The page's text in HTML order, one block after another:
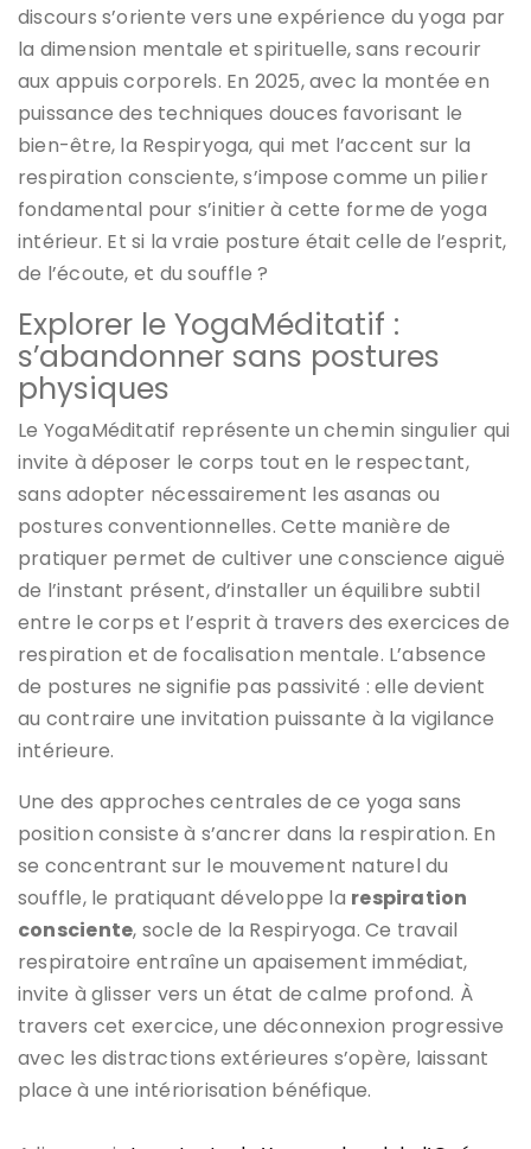
discours s’oriente vers une expérience du yoga par
la dimension mentale et spirituelle, sans recourir
aux appuis corporels. En 2025, avec la montée en
puissance des techniques douces favorisant le
bien-être, la Respiryoga, qui met l’accent sur la
respiration consciente, s’impose comme un pilier
fondamental pour s’initier à cette forme de yoga
intérieur. Et si la vraie posture était celle de l’esprit,
de l’écoute, et du souffle ?
Explorer le YogaMéditatif :
s’abandonner sans postures
physiques
Le YogaMéditatif représente un chemin singulier qui
invite à déposer le corps tout en le respectant,
sans adopter nécessairement les asanas ou
postures conventionnelles. Cette manière de
pratiquer permet de cultiver une conscience aiguë
de l’instant présent, d’installer un équilibre subtil
entre le corps et l’esprit à travers des exercices de
respiration et de focalisation mentale. L’absence
de postures ne signifie pas passivité : elle devient
au contraire une invitation puissante à la vigilance
intérieure.
Une des approches centrales de ce yoga sans
position consiste à s’ancrer dans la respiration. En
se concentrant sur le mouvement naturel du
souffle, le pratiquant développe la respiration
consciente, socle de la Respiryoga. Ce travail
respiratoire entraîne un apaisement immédiat,
invite à glisser vers un état de calme profond. À
travers cet exercice, une déconnexion progressive
avec les distractions extérieures s’opère, laissant
place à une intériorisation bénéfique.